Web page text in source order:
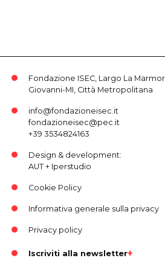
Fondazione ISEC, Largo La
Giovanni-MI, Città Metropolitana
info@fondazioneisec.it
fondazioneisec@pec.it
+39 3534824163
Design & development:
AUT+ Iperstudio
Cookie Policy
Informativa generale sulla privacy
Privacy policy
Iscriviti alla newsletter